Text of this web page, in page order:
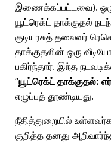
இணைக்கப்பட்டவை). ஒரு
யூட்ரெக்ட் தாக்குதல்
குடியரசுத் தலைவர்
தாக்குதலின் ஒரு
பகிர்ந்தார். இந்த
யூட்ரெக்ட் தாக்குதல்:
எழுப்பத் தூண்டியது.
நீதித்துறையில்
குறித்த தனது